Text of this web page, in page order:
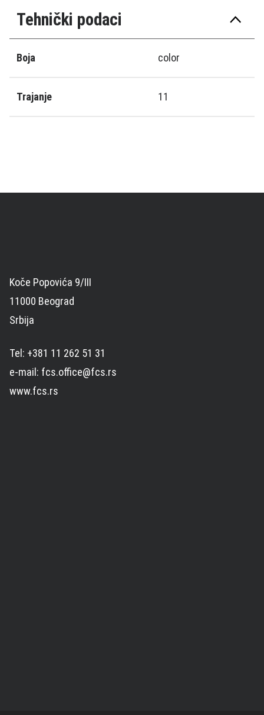
Tehnički podaci
Boja color
Trajanje 11
Koče Popovića 9/III
11000 Beograd
Srbija
Tel: +381 11 262 51 31
e-mail: fcs.office@fcs.rs
www.fcs.rs